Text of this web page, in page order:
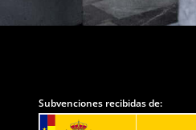
Subvenciones recibidas de: